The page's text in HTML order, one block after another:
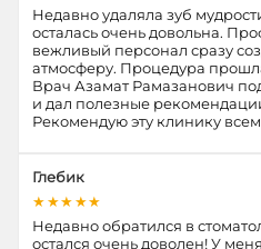
Недавно удаляла зуб
осталась очень довольна.
вежливый персонал сразу
атмосферу. Процедура
Врач Азамат Рамазанович
и дал полезные
Рекомендую эту клинику
Глебик
★★★★★
Недавно обратился в
остался очень доволен! У